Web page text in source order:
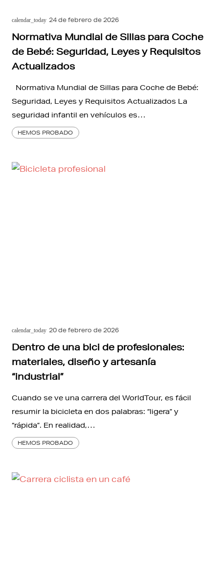
calendar_today 24 de febrero de 2026
Normativa Mundial de Sillas para Coche
de Bebé: Seguridad, Leyes y Requisitos
Actualizados
Normativa Mundial de Sillas para Coche de Bebé:
Seguridad, Leyes y Requisitos Actualizados La
seguridad infantil en vehículos es…
HEMOS PROBADO
calendar_today 20 de febrero de 2026
Dentro de una bici de profesionales:
materiales, diseño y artesanía
“industrial”
Cuando se ve una carrera del WorldTour, es fácil
resumir la bicicleta en dos palabras: “ligera” y
“rápida”. En realidad,…
HEMOS PROBADO